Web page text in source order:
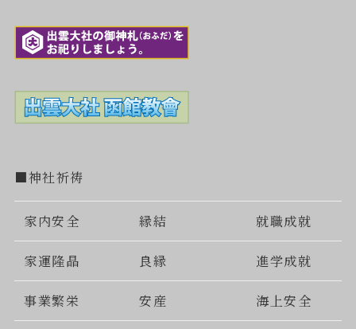
■神社祈祷
家内安全 縁結 就職成就
家運隆晶 良縁 進学成就
事業繁栄 安産 海上安全